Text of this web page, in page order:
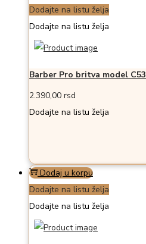
Dodajte na listu želja
Dodajte na listu želja
Barber Pro britva model C53
2.390,00 rsd
Dodajte na listu želja
Dodaj u korpu
Dodajte na listu želja
Dodajte na listu želja